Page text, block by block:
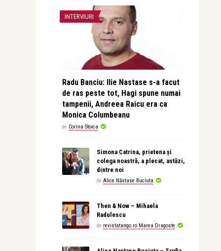
INTERVIURI
Radu Banciu: Ilie Nastase s-a facut
de ras peste tot, Hagi spune numai
tampenii, Andreea Raicu era ca
Monica Columbeanu
de Corina Stoica
Simona Catrina, prietena și
colega noastră, a plecat, astăzi,
dintre noi
de Alice Năstase Buciuta
Then & Now – Mihaela
Radulescu
de revistatango.ro Marea Dragoste